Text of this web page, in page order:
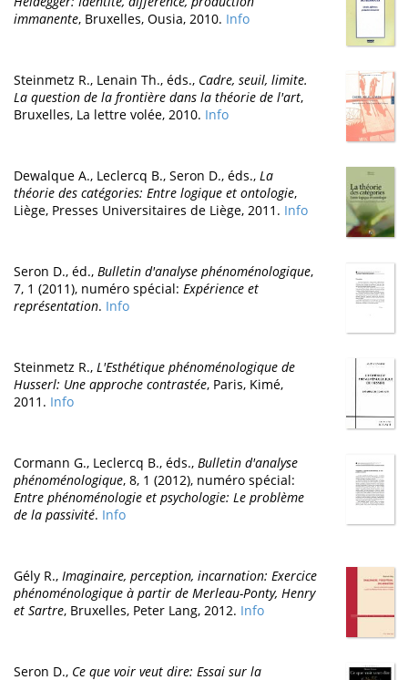
immanente, Bruxelles, Ousia, 2010. Info
Steinmetz R., Lenain Th., éds., Cadre, seuil, limite.
La question de la frontière dans la théorie de l'art,
Bruxelles, La lettre volée, 2010. Info
Dewalque A., Leclercq B., Seron D., éds., La
théorie des catégories: Entre logique et ontologie,
Liège, Presses Universitaires de Liège, 2011. Info
Seron D., éd., Bulletin d'analyse phénoménologique,
7, 1 (2011), numéro spécial: Expérience et
représentation. Info
Steinmetz R., L'Esthétique phénoménologique de
Husserl: Une approche contrastée, Paris, Kimé,
2011. Info
Cormann G., Leclercq B., éds., Bulletin d'analyse
phénoménologique, 8, 1 (2012), numéro spécial:
Entre phénoménologie et psychologie: Le problème
de la passivité. Info
Gély R., Imaginaire, perception, incarnation: Exercice
phénoménologique à partir de Merleau-Ponty, Henry
et Sartre, Bruxelles, Peter Lang, 2012. Info
Seron D., Ce que voir veut dire: Essai sur la